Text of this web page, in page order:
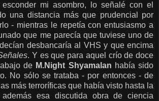
mi asombro, lo señalé con el
una distancia más que prudencial por
- mientras le repetía con entusiasmo a
que me parecía que tuviese uno de
desbancaría al VHS y que encima
. Y es que para aquel crío de doce
de M.Night Shyamalan había sido
No sólo se trataba - por entonces - de
más terroríficas que había visto hasta la
esa discutida obra de ciencia